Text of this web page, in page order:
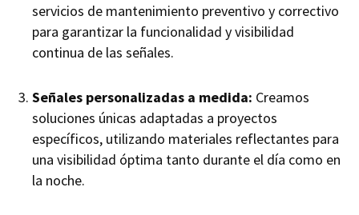
servicios de mantenimiento preventivo y correctivo
para garantizar la funcionalidad y visibilidad
continua de las señales.
Señales personalizadas a medida: Creamos
soluciones únicas adaptadas a proyectos
específicos, utilizando materiales reflectantes para
una visibilidad óptima tanto durante el día como en
la noche.